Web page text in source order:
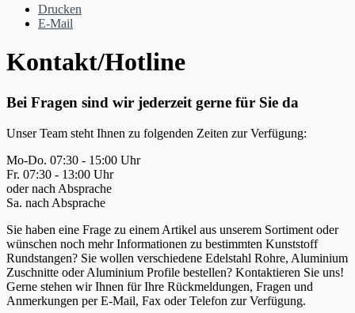
Drucken
E-Mail
Kontakt/Hotline
Bei Fragen sind wir jederzeit gerne für Sie da
Unser Team steht Ihnen zu folgenden Zeiten zur Verfügung:
Mo-Do. 07:30 - 15:00 Uhr
Fr. 07:30 - 13:00 Uhr
oder nach Absprache
Sa. nach Absprache
Sie haben eine Frage zu einem Artikel aus unserem Sortiment oder
wünschen noch mehr Informationen zu bestimmten Kunststoff
Rundstangen? Sie wollen verschiedene Edelstahl Rohre, Aluminium
Zuschnitte oder Aluminium Profile bestellen? Kontaktieren Sie uns!
Gerne stehen wir Ihnen für Ihre Rückmeldungen, Fragen und
Anmerkungen per E-Mail, Fax oder Telefon zur Verfügung.